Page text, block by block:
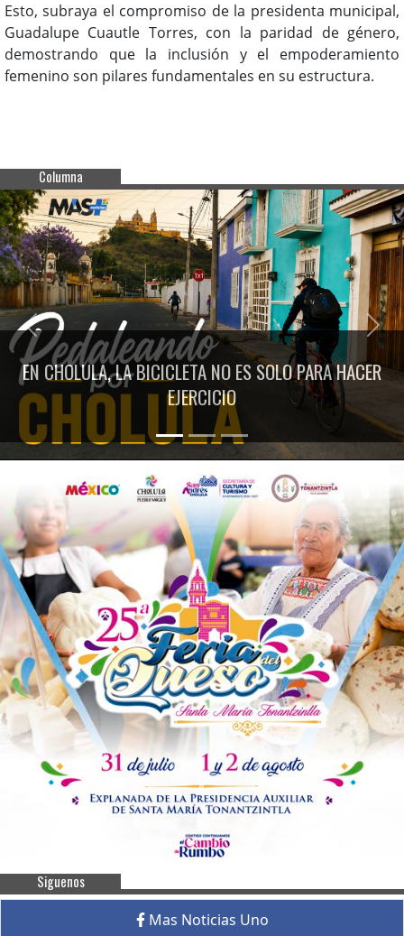
Esto, subraya el compromiso de la presidenta municipal,
Guadalupe Cuautle Torres, con la paridad de género,
demostrando que la inclusión y el empoderamiento
femenino son pilares fundamentales en su estructura.
Columna
EN CHOLULA, LA BICICLETA NO ES SOLO PARA HACER
EJERCICIO
Previous Next
Siguenos
Mas Noticias Uno